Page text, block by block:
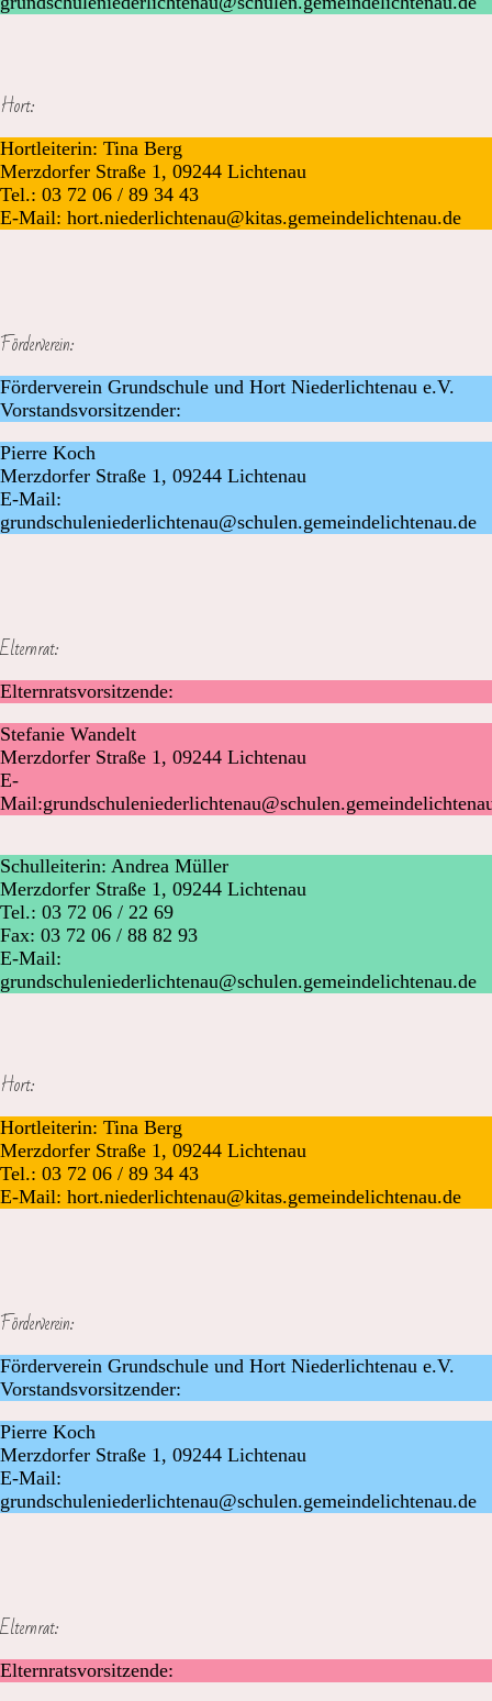
Hort:
Hortleiterin: Tina Berg
Merzdorfer Straße 1, 09244 Lichtenau
Tel.: 03 72 06 / 89 34 43
E-Mail: hort.niederlichtenau@kitas.gemeindelichtenau.de
Förderverein:
Förderverein Grundschule und Hort Niederlichtenau e.V.
Vorstandsvorsitzender:
Pierre Koch
Merzdorfer Straße 1, 09244 Lichtenau
E-Mail:
grundschuleniederlichtenau@schulen.gemeindelichtenau.de
Elternrat:
Elternratsvorsitzende:
Stefanie Wandelt
Merzdorfer Straße 1, 09244 Lichtenau
E-
Schulleiterin: Andrea Müller
Merzdorfer Straße 1, 09244 Lichtenau
Tel.: 03 72 06 / 22 69
Fax: 03 72 06 / 88 82 93
E-Mail:
grundschuleniederlichtenau@schulen.gemeindelichtenau.de
Hort:
Hortleiterin: Tina Berg
Merzdorfer Straße 1, 09244 Lichtenau
Tel.: 03 72 06 / 89 34 43
E-Mail: hort.niederlichtenau@kitas.gemeindelichtenau.de
Förderverein:
Förderverein Grundschule und Hort Niederlichtenau e.V.
Vorstandsvorsitzender:
Pierre Koch
Merzdorfer Straße 1, 09244 Lichtenau
E-Mail:
grundschuleniederlichtenau@schulen.gemeindelichtenau.de
Elternrat:
Elternratsvorsitzende: